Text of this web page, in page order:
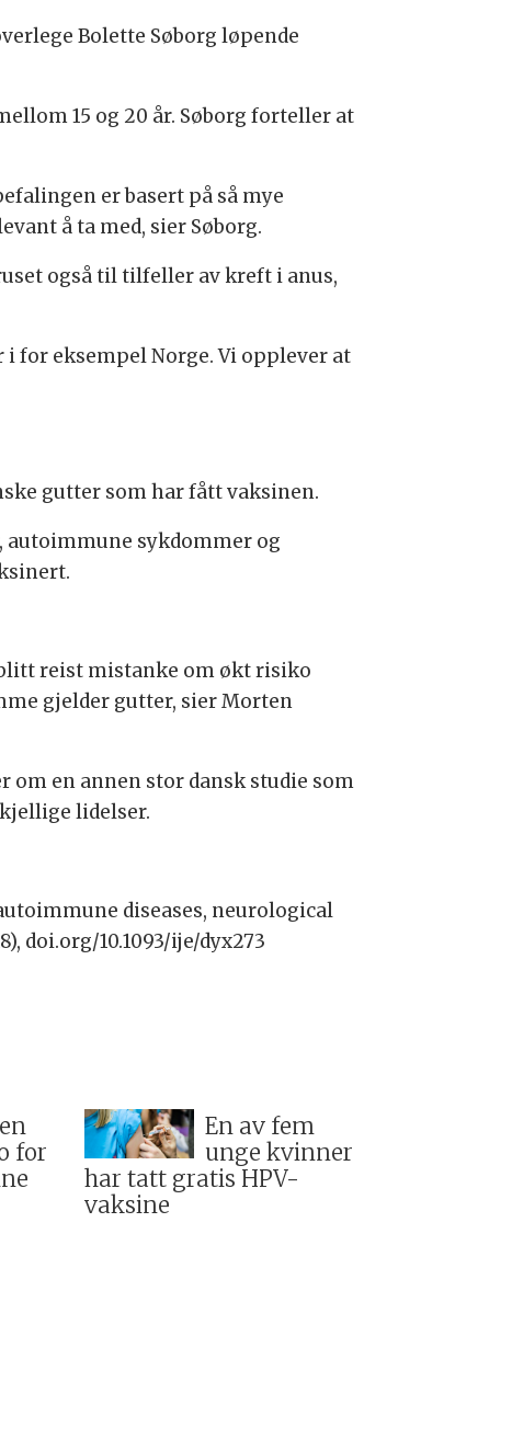
Bolette Søborg løpende
15 og 20 år. Søborg forteller at
er basert på så mye
å ta med, sier Søborg.
også til tilfeller av kreft i anus,
for eksempel Norge. Vi opplever at
gutter som har fått vaksinen.
autoimmune sykdommer og
reist mistanke om økt risiko
gjelder gutter, sier Morten
om en annen stor dansk studie som
lidelser.
diseases, neurological
doi.org/10.1093/ije/dyx273
for
En av fem
unge kvinner
har tatt gratis HPV-
vaksine